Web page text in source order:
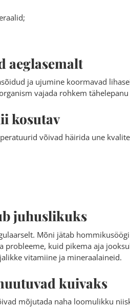
aeglasemalt
ja ujumine koormavad
vajada rohkem
kosutav
võivad häirida une
juhuslikuks
Mõni jätab
probleeme, kuid pikema aja
vitamiine ja mineraalaineid.
kuivaks
mõjutada naha loomulikku